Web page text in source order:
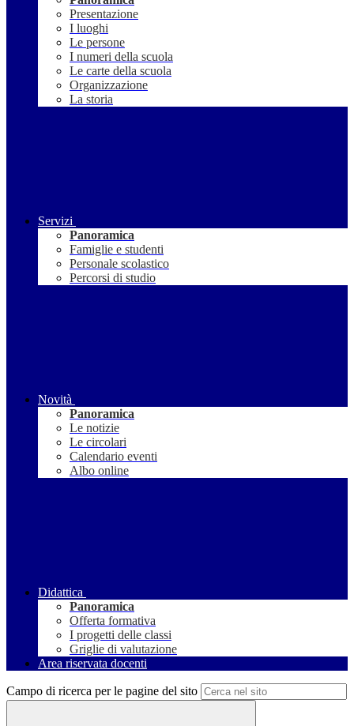
Presentazione
I luoghi
Le persone
I numeri della scuola
Le carte della scuola
Organizzazione
La storia
Servizi
Panoramica
Famiglie e studenti
Personale scolastico
Percorsi di studio
Novità
Panoramica
Le notizie
Le circolari
Calendario eventi
Albo online
Didattica
Panoramica
Offerta formativa
I progetti delle classi
Griglie di valutazione
Area riservata docenti
Campo di ricerca per le pagine del sito